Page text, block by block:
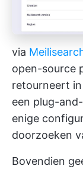
via
open-source
retourneert
een plug-
enige
doorzoeken
Bovendien